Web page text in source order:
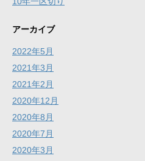
アーカイブ
2022年5月
2021年3月
2021年2月
2020年12月
2020年8月
2020年7月
2020年3月